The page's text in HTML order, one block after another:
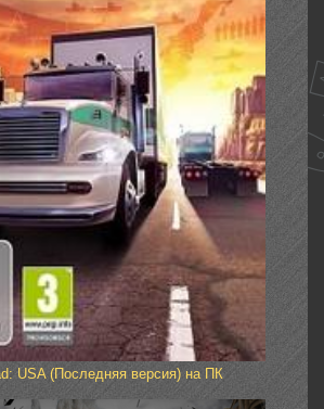
USA (Последняя версия) на ПК